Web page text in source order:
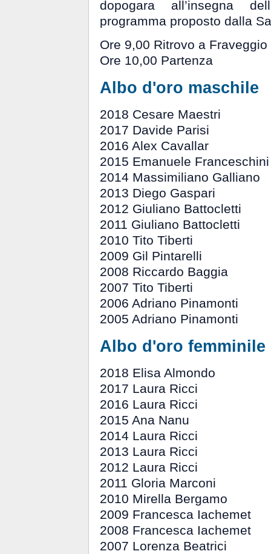
dopogara all’insegna
programma proposto dalla
Ore 9,00 Ritrovo a
Ore 10,00 Partenza
Albo d'oro maschile
2018 Cesare Maestri
2017 Davide Parisi
2016 Alex Cavallar
2015 Emanuele Franceschini
2014 Massimiliano Galliano
2013 Diego Gaspari
2012 Giuliano Battocletti
2011 Giuliano Battocletti
2010 Tito Tiberti
2009 Gil Pintarelli
2008 Riccardo Baggia
2007 Tito Tiberti
2006 Adriano Pinamonti
2005 Adriano Pinamonti
Albo d'oro femminile
2018 Elisa Almondo
2017 Laura Ricci
2016 Laura Ricci
2015 Ana Nanu
2014 Laura Ricci
2013 Laura Ricci
2012 Laura Ricci
2011 Gloria Marconi
2010 Mirella Bergamo
2009 Francesca Iachemet
2008 Francesca Iachemet
2007 Lorenza Beatrici